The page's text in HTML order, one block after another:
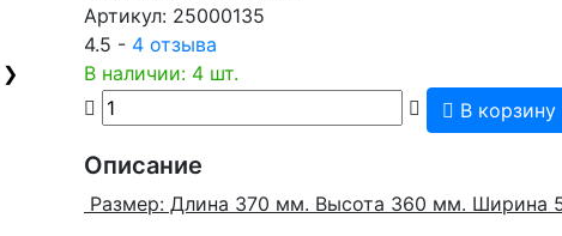
❯
Артикул: 25000135
4.5 - 4 отзыва
В наличии: 4 шт.
В корзину
Описание
Размер: Длина 370 мм. Высота 360 мм. Ширина